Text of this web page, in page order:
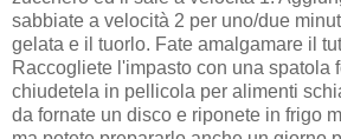
sabbiate a velocità 2 per uno/due
gelata e il tuorlo. Fate amalgamare il
Raccogliete l'impasto con una spatola
chiudetela in pellicola per alimenti
da fornate un disco e riponete in frigo